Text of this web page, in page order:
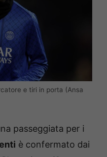
e tiri in porta (Ansa
passeggiata per i
è confermato dai